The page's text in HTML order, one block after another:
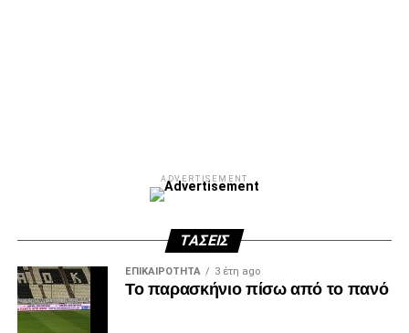
ADVERTISEMENT
ΤΆΣΕΙΣ
ΕΠΙΚΑΙΡΌΤΗΤΑ 3 έτη ago
Το παρασκήνιο πίσω από το πανό